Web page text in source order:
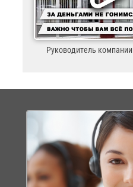
Руководитель компании